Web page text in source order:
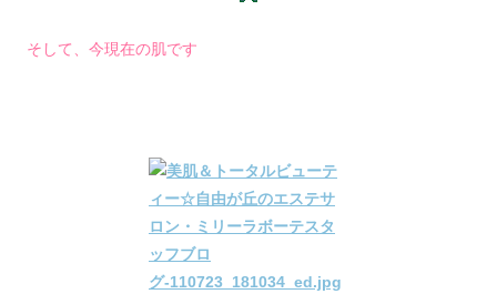
そして、今現在の肌です